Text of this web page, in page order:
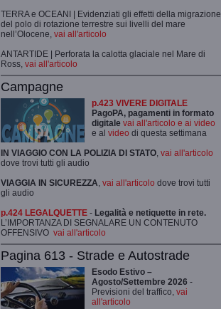
TERRA e OCEANI | Evidenziati gli effetti della migrazione
del polo di rotazione terrestre sui livelli del mare
nell’Olocene, vai all'articolo
ANTARTIDE | Perforata la calotta glaciale nel Mare di
Ross, vai all'articolo
Campagne
p.423 VIVERE DIGITALE
PagoPA, pagamenti in formato
digitale vai all'articolo e ai video
e al video di questa settimana
IN VIAGGIO CON LA POLIZIA DI STATO, vai all'articolo
dove trovi tutti gli audio
VIAGGIA IN SICUREZZA, vai all'articolo dove trovi tutti
gli audio
p.424 LEGALQUETTE - Legalità e netiquette in rete.
L’IMPORTANZA DI SEGNALARE UN CONTENUTO
OFFENSIVO vai all'articolo
Pagina 613 - Strade e Autostrade
Esodo Estivo –
Agosto/Settembre 2026 -
Previsioni del traffico, vai
all'articolo